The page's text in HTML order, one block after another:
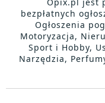
Opix.pl jest
bezpłatnych
Ogłoszenia
Motoryzacja,
Sport i Hobby,
Narzędzia,